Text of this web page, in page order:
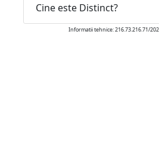
Cine este Distinct?
Informatii tehnice: 216.73.216.71/